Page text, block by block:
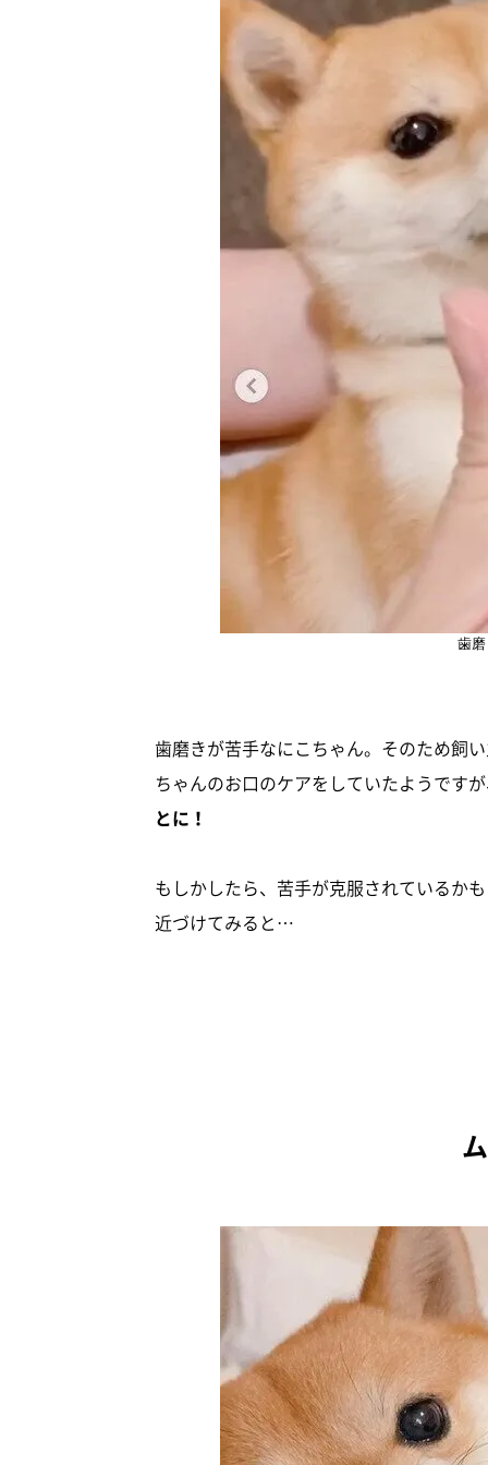
歯
歯磨きが苦手なにこちゃん。そのため飼
ちゃんのお口のケアをしていたようです
とに！
もしかしたら、苦手が克服されている
近づけてみると…